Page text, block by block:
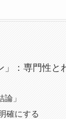
：専門性と
」
確にする